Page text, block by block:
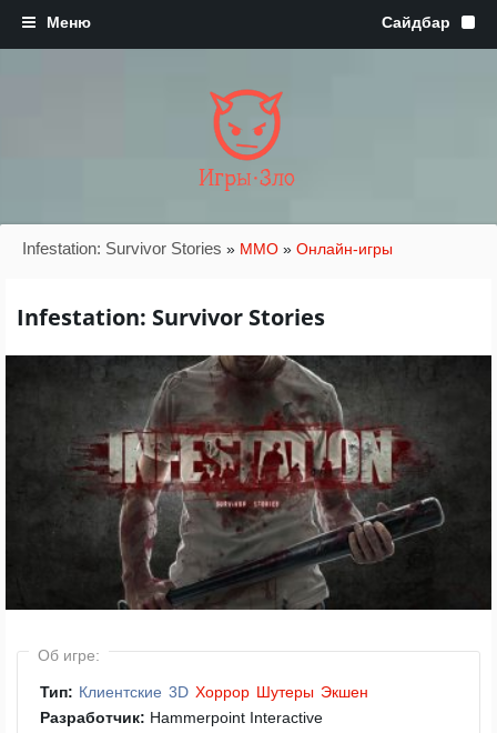
Игры·Зло
Infestation: Survivor Stories » MMO » Онлайн-игры
Infestation: Survivor Stories
Об игре:
Тип: Клиентские 3D Хоррор Шутеры Экшен
Разработчик: Hammerpoint Interactive